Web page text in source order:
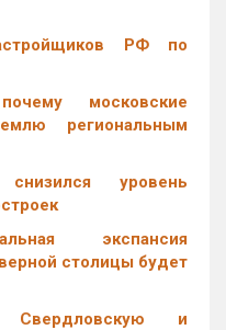
РФ по
московские
региональным
уровень
экспансия
столицы будет
Свердловскую и